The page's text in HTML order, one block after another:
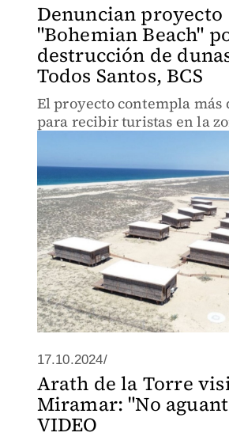
Denuncian proyecto
"Bohemian Beach"
destrucción de
Todos Santos, BCS
El proyecto contempla más
para recibir turistas en la
17.10.2024/
Arath de la Torre
Miramar: "No
VIDEO